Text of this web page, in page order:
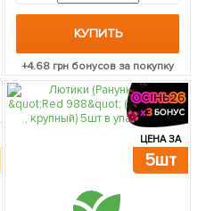
КУПИТЬ
+4.68грн бонусов за покупку
ЦЕНА ЗА
5шт